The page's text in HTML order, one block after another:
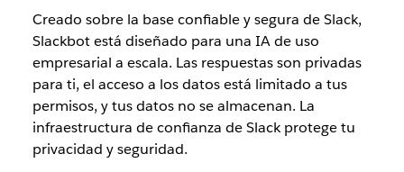
Creado sobre la base confiable y segura de Slack,
Slackbot está diseñado para una IA de uso
empresarial a escala. Las respuestas son privadas
para ti, el acceso a los datos está limitado a tus
permisos, y tus datos no se almacenan. La
infraestructura de confianza de Slack protege tu
privacidad y seguridad.